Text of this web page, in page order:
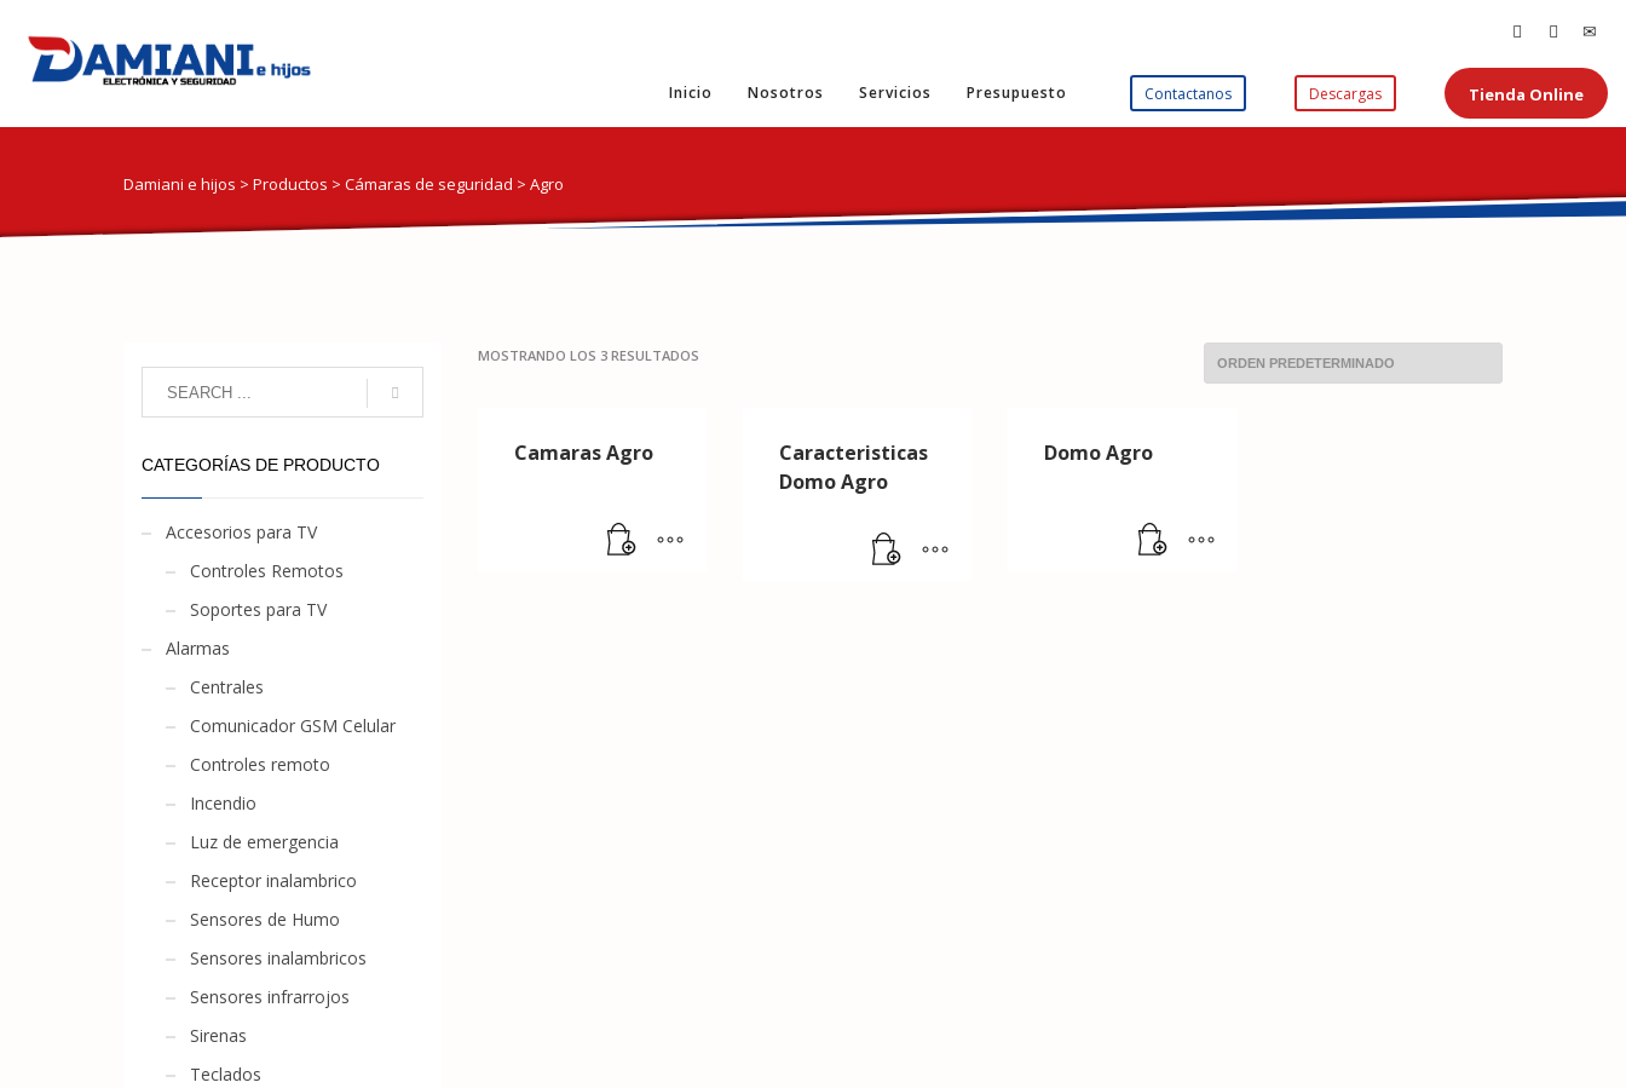
Inicio Nosotros Servicios Presupuesto Contactanos Descargas Tienda Online
Damiani e hijos > Productos > Cámaras de seguridad > Agro
MOSTRANDO LOS 3 RESULTADOS
Camaras Agro
Caracteristicas
Domo Agro
Domo Agro
CATEGORÍAS DE PRODUCTO
Accesorios para TV
Controles Remotos
Soportes para TV
Alarmas
Centrales
Comunicador GSM Celular
Controles remoto
Incendio
Luz de emergencia
Receptor inalambrico
Sensores de Humo
Sensores inalambricos
Sensores infrarrojos
Sirenas
Teclados